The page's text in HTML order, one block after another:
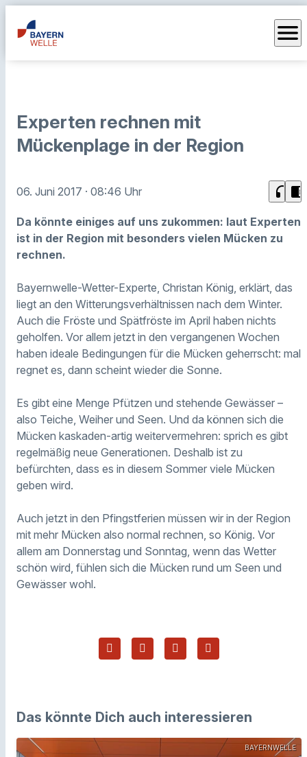
menu
Experten rechnen mit
Mückenplage in der Region
06. Juni 2017 · 08:46 Uhr headphones chrome_reader_mode
Da könnte einiges auf uns zukommen: laut Experten
ist in der Region mit besonders vielen Mücken zu
rechnen.
Bayernwelle-Wetter-Experte, Christan König, erklärt, das
liegt an den Witterungsverhältnissen nach dem Winter.
Auch die Fröste und Spätfröste im April haben nichts
geholfen. Vor allem jetzt in den vergangenen Wochen
haben ideale Bedingungen für die Mücken geherrscht: mal
regnet es, dann scheint wieder die Sonne.
Es gibt eine Menge Pfützen und stehende Gewässer –
also Teiche, Weiher und Seen. Und da können sich die
Mücken kaskaden-artig weitervermehren: sprich es gibt
regelmäßig neue Generationen. Deshalb ist zu
befürchten, dass es in diesem Sommer viele Mücken
geben wird.
Auch jetzt in den Pfingstferien müssen wir in der Region
mit mehr Mücken also normal rechnen, so König. Vor
allem am Donnerstag und Sonntag, wenn das Wetter
schön wird, fühlen sich die Mücken rund um Seen und
Gewässer wohl.
Das könnte Dich auch interessieren
BAYERNWELLE